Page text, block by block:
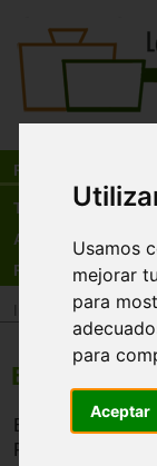
Usamos
mejorar
para
para
Aceptar
Recetas
Tienda
Actualidad
Registro
Recetas >
Bizcocho
El tipico
Facil de hacer.